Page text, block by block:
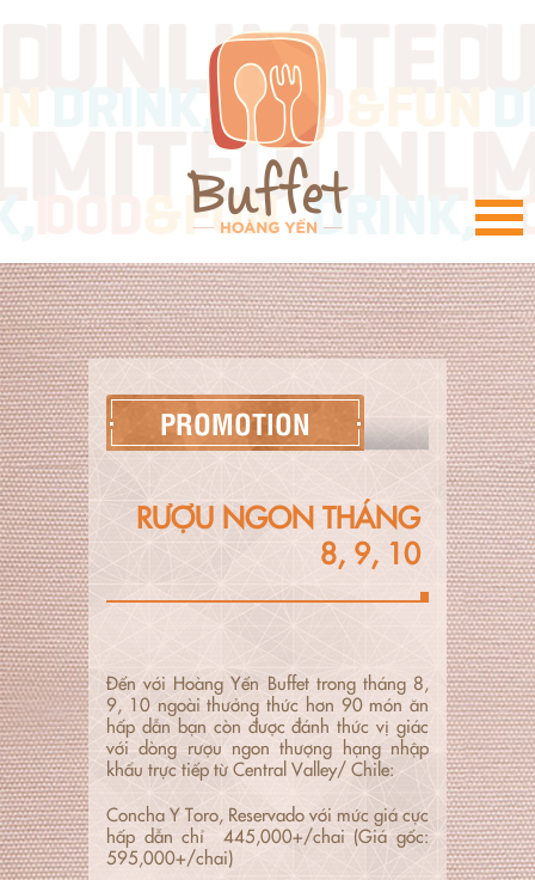
PROMOTION
RƯỢU NGON THÁNG
8, 9, 10
Đến với Hoàng Yến Buffet trong tháng 8,
9, 10 ngoài thưởng thức hơn 90 món ăn
hấp dẫn bạn còn được đánh thức vị giác
với dòng rượu ngon thượng hạng nhập
khẩu trực tiếp từ Central Valley/ Chile:
Concha Y Toro, Reservado với mức giá cực
hấp dẫn chỉ 445,000+/chai (Giá gốc:
595,000+/chai)